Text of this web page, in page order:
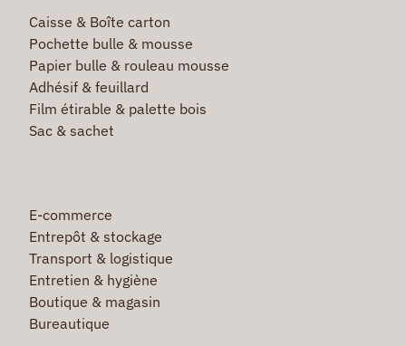
Caisse & Boîte carton
Pochette bulle & mousse
Papier bulle & rouleau mousse
Adhésif & feuillard
Film étirable & palette bois
Sac & sachet
E-commerce
Entrepôt & stockage
Transport & logistique
Entretien & hygiène
Boutique & magasin
Bureautique